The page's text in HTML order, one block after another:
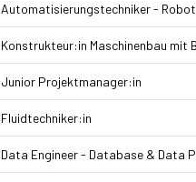
Automatisierungstechniker -
Konstrukteur:in Maschinenbau mit
Junior Projektmanager:in
Fluidtechniker:in
Data Engineer - Database & Data